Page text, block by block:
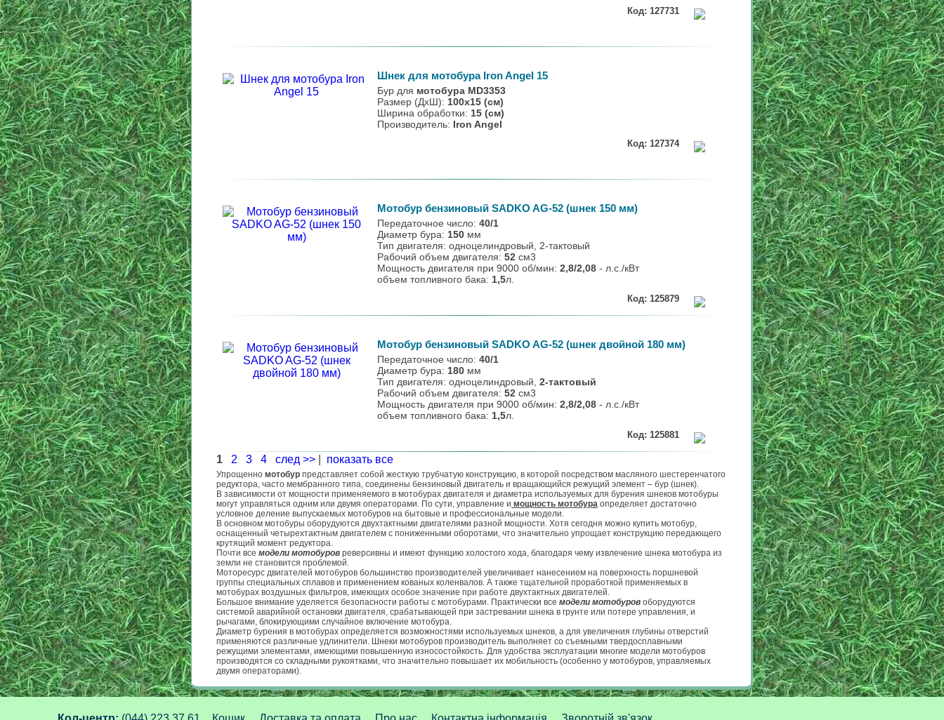
Код: 127731
Шнек для мотобура Iron Angel 15
Бур для мотобура MD3353
Размер (ДхШ): 100х15 (см)
Ширина обработки: 15 (см)
Производитель: Iron Angel
Код: 127374
Мотобур бензиновый SADKO AG-52 (шнек 150 мм)
Передаточное число: 40/1
Диаметр бура: 150 мм
Тип двигателя: одноцелиндровый, 2-тактовый
Рабочий объем двигателя: 52 см3
Мощность двигателя при 9000 об/мин: 2,8/2,08 - л.с./кВт
объем топливного бака: 1,5л.
Код: 125879
Мотобур бензиновый SADKO AG-52 (шнек двойной 180 мм)
Передаточное число: 40/1
Диаметр бура: 180 мм
Тип двигателя: одноцелиндровый, 2-тактовый
Рабочий объем двигателя: 52 см3
Мощность двигателя при 9000 об/мин: 2,8/2,08 - л.с./кВт
объем топливного бака: 1,5л.
Код: 125881
1 2 3 4 след >> показать все
Упрощенно мотобур представляет собой жесткую трубчатую конструкцию, в которой посредством масляного шестеренчатого
редуктора, часто мембранного типа, соединены бензиновый двигатель и вращающийся режущий элемент – бур (шнек).
В зависимости от мощности применяемого в мотобурах двигателя и диаметра используемых для бурения шнеков мотобуры
могут управляться одним или двумя операторами. По сути, управление и мощность мотобура определяет достаточно
условное деление выпускаемых мотобуров на бытовые и профессиональные модели.
В основном мотобуры оборудуются двухтактными двигателями разной мощности. Хотя сегодня можно купить мотобур,
оснащенный четырехтактным двигателем с пониженными оборотами, что значительно упрощает конструкцию передающего
крутящий момент редуктора.
Почти все модели мотобуров реверсивны и имеют функцию холостого хода, благодаря чему извлечение шнека мотобура из
земли не становится проблемой.
Моторесурс двигателей мотобуров большинство производителей увеличивает нанесением на поверхность поршневой
группы специальных сплавов и применением кованых коленвалов. А также тщательной проработкой применяемых в
мотобурах воздушных фильтров, имеющих особое значение при работе двухтактных двигателей.
Большое внимание уделяется безопасности работы с мотобурами. Практически все модели мотобуров оборудуются
системой аварийной остановки двигателя, срабатывающей при застревании шнека в грунте или потере управления, и
рычагами, блокирующими случайное включение мотобура.
Диаметр бурения в мотобурах определяется возможностями используемых шнеков, а для увеличения глубины отверстий
применяются различные удлинители. Шнеки мотобуров производитель выполняет со съемными твердосплавными
режущими элементами, имеющими повышенную износостойкость. Для удобства эксплуатации многие модели мотобуров
производятся со складными рукоятками, что значительно повышает их мобильность (особенно у мотобуров, управляемых
двумя операторами).